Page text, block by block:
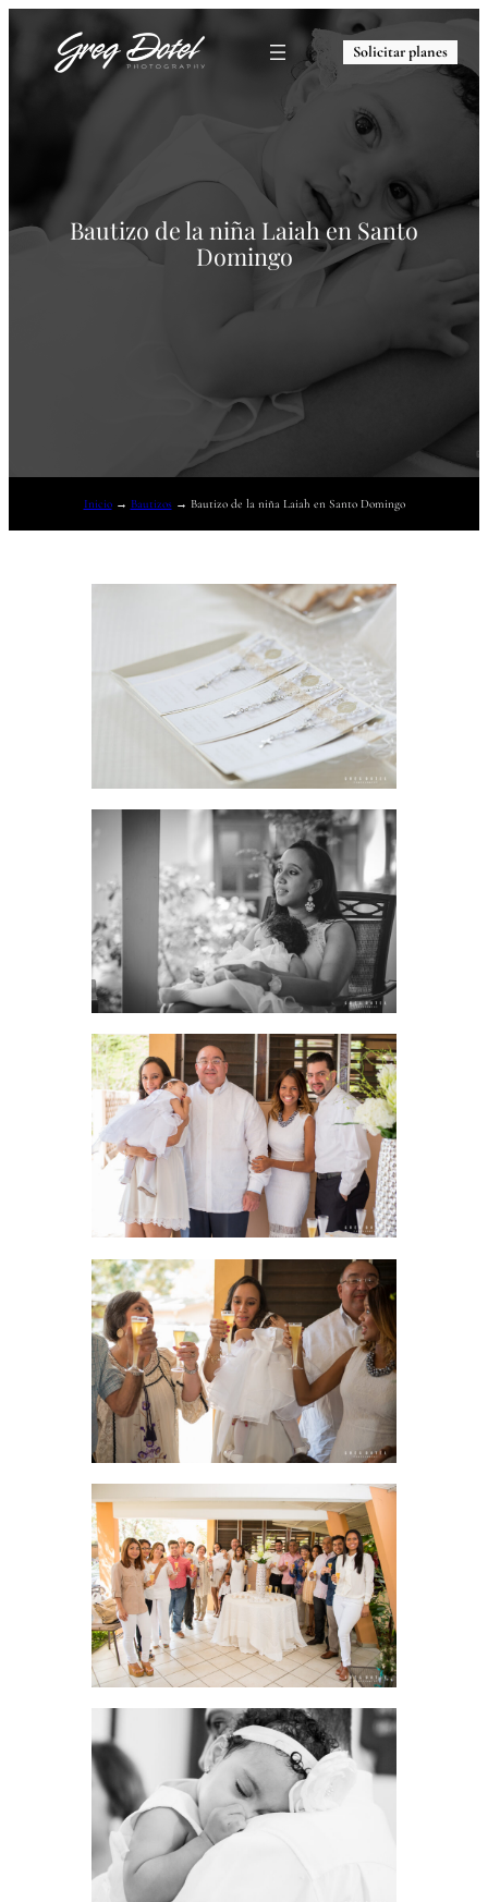
Solicitar planes
Bautizo de la niña Laiah en Santo
Domingo
Inicio→ Bautizos→ Bautizo de la niña Laiah en Santo Domingo